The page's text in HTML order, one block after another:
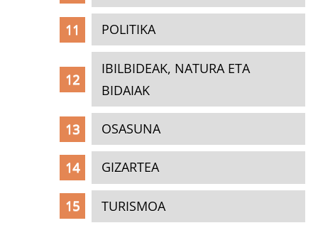
POLITIKA
IBILBIDEAK, NATURA ETA
BIDAIAK
OSASUNA
GIZARTEA
TURISMOA